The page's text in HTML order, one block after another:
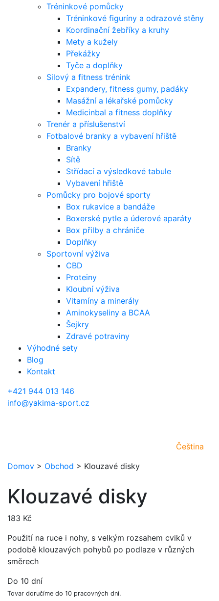
Tréninkové pomůcky
Tréninkové figuríny a odrazové stěny
Koordinační žebříky a kruhy
Mety a kužely
Překážky
Tyče a doplňky
Silový a fitness trénink
Expandery, fitness gumy, padáky
Masážní a lékařské pomůcky
Medicinbal a fitness doplňky
Trenér a příslušenství
Fotbalové branky a vybavení hřiště
Branky
Sítě
Střídací a výsledkové tabule
Vybavení hřiště
Pomůcky pro bojové sporty
Box rukavice a bandáže
Boxerské pytle a úderové aparáty
Box přilby a chrániče
Doplňky
Sportovní výživa
CBD
Proteiny
Kloubní výživa
Vitamíny a minerály
Aminokyseliny a BCAA
Šejkry
Zdravé potraviny
Výhodné sety
Blog
Kontakt
+421 944 013 146
info@yakima-sport.cz
Čeština
Domov > Obchod > Klouzavé disky
Klouzavé disky
183 Kč
Použití na ruce i nohy, s velkým rozsahem cviků v
podobě klouzavých pohybů po podlaze v různých
směrech
Do 10 dní
Tovar doručíme do 10 pracovných dní.